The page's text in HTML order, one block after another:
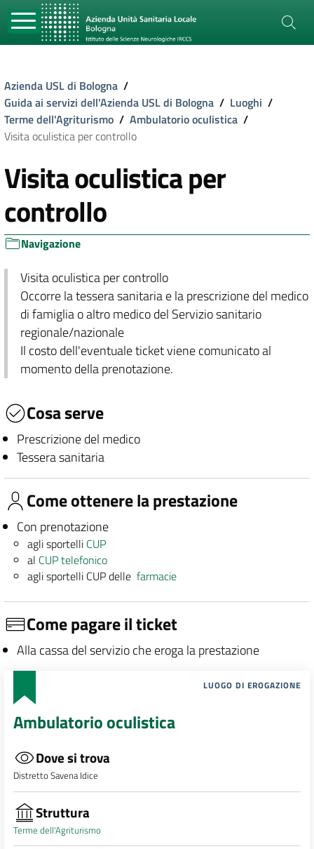
Azienda USL di Bologna /
Guida ai servizi dell'Azienda USL di Bologna / Luoghi /
Terme dell'Agriturismo / Ambulatorio oculistica /
Visita oculistica per controllo
Visita oculistica per
controllo
Navigazione
Visita oculistica per controllo
Occorre la tessera sanitaria e la prescrizione del medico
di famiglia o altro medico del Servizio sanitario
regionale/nazionale
Il costo dell'eventuale ticket viene comunicato al
momento della prenotazione.
Cosa serve
Prescrizione del medico
Tessera sanitaria
Come ottenere la prestazione
Con prenotazione
agli sportelli CUP
al CUP telefonico
agli sportelli CUP dellefarmacie
Come pagare il ticket
Alla cassa del servizio che eroga la prestazione
LUOGO DI EROGAZIONE
Ambulatorio oculistica
Dove si trova
Distretto Savena Idice
Struttura
Terme dell'Agriturismo